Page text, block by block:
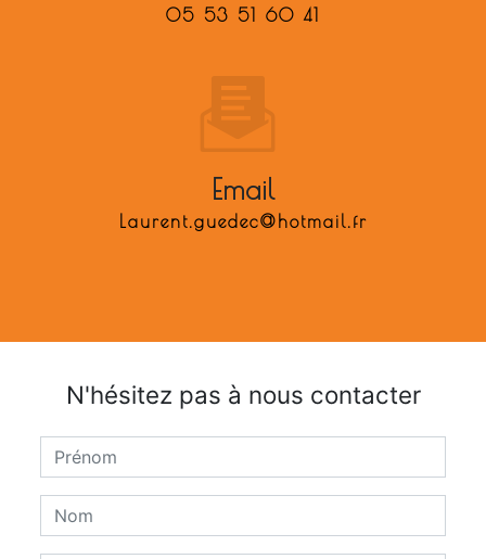
05 53 51 60 41
Email
laurent.guedec@hotmail.fr
N'hésitez pas à nous contacter